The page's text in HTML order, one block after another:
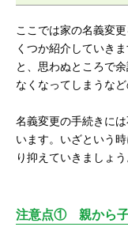
ここでは家の名義変
くつか紹介していき
と、思わぬところで
なくなってしまうな
名義変更の手続きに
います。いざという
り抑えていきましょう
注意点① 親から子